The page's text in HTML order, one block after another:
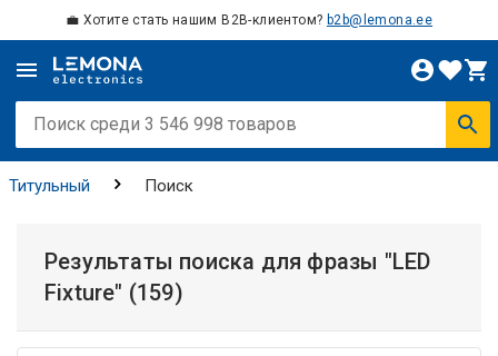
💼 Хотите стать нашим B2B-клиентом? b2b@lemona.ee
Титульный Поиск
Результаты поиска для фразы "LED
Fixture" (159)